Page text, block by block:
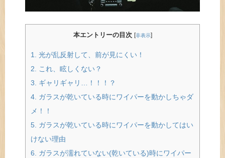
本エントリーの目次 [非表示]
1. 光が乱反射して、前が見にくい！
2. これ、眩しくない？
3. ギャリギャリ…！！！？
4. ガラスが乾いている時にワイパーを動かしちゃダ
メ！！
5. ガラスが乾いている時にワイパーを動かしてはい
けない理由
6. ガラスが濡れていない(乾いている)時にワイパー